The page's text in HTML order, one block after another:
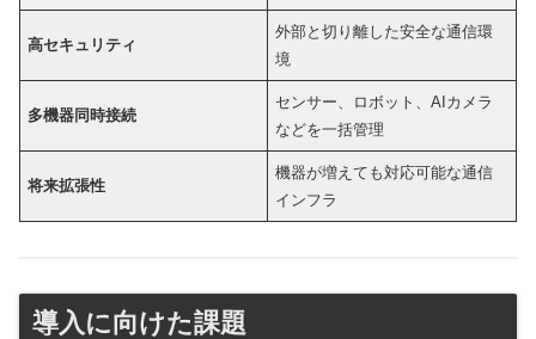
高セキュリティ
外部と切り離した安全な通信環
境
多機器同時接続
センサー、ロボット、AIカメラ
などを一括管理
将来拡張性
機器が増えても対応可能な通信
インフラ
導入に向けた課題